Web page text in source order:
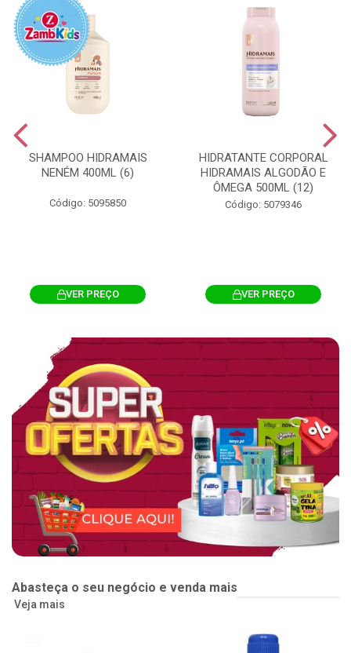
SHAMPOO HIDRAMAIS
NENÉM 400ML (6)
Código: 5095850
VER PREÇO
HIDRATANTE CORPORAL
HIDRAMAIS ALGODÃO E
ÔMEGA 500ML (12)
Código: 5079346
VER PREÇO
Abasteça o seu negócio e venda mais
Veja mais